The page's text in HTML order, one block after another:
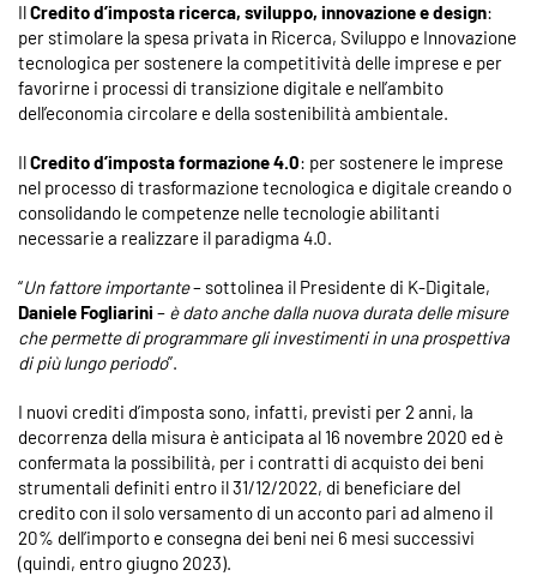
IlCredito d’imposta ricerca, sviluppo, innovazione e design:
per stimolare la spesa privata in Ricerca, Sviluppo e Innovazione
tecnologica per sostenere la competitività delle imprese e per
favorirne i processi di transizione digitale e nell’ambito
dell’economia circolare e della sostenibilità ambientale.
IlCredito d’imposta formazione 4.0: per sostenere le imprese
nel processo di trasformazione tecnologica e digitale creando o
consolidando le competenze nelle tecnologie abilitanti
necessarie a realizzare il paradigma 4.0.
“Un fattore importante– sottolinea il Presidente di K-Digitale,
Daniele Fogliarini – è dato anche dalla nuova durata delle misure
che permette di programmare gli investimenti in una prospettiva
di più lungo periodo”.
I nuovi crediti d’imposta sono, infatti, previsti per 2 anni, la
decorrenza della misura è anticipata al 16 novembre 2020 ed è
confermata la possibilità, per i contratti di acquisto dei beni
strumentali definiti entro il 31/12/2022, di beneficiare del
credito con il solo versamento di un acconto pari ad almeno il
20% dell’importo e consegna dei beni nei 6 mesi successivi
(quindi, entro giugno 2023).